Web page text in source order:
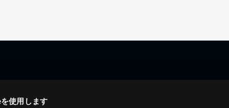
使用します